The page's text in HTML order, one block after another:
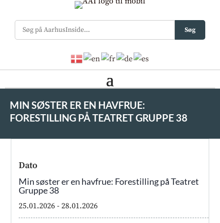
Søg
MIN SØSTER ER EN HAVFRUE:
FORESTILLING PÅ TEATRET GRUPPE 38
Dato
Min søster er en havfrue: Forestilling på Teatret
Gruppe 38
25.01.2026 - 28.01.2026